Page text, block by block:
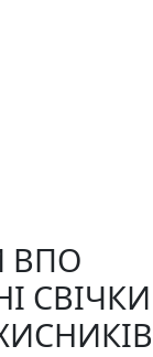
ВПО
СВІЧКИ